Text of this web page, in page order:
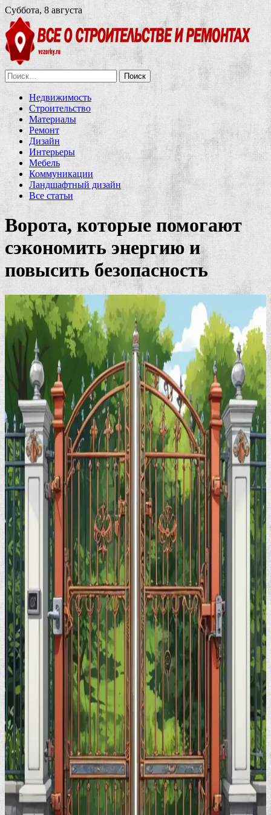
Суббота, 8 августа
Найти:
Недвижимость
Строительство
Материалы
Ремонт
Дизайн
Интерьеры
Мебель
Коммуникации
Ландшафтный дизайн
Все статьи
Ворота, которые помогают
сэкономить энергию и
повысить безопасность